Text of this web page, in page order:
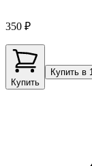
350 ₽
Купить
Купить в